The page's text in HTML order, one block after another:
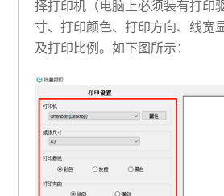
择打印机（电脑上必须装有打印
寸、打印颜色、打印方向、线宽
及打印比例。如下图所示：